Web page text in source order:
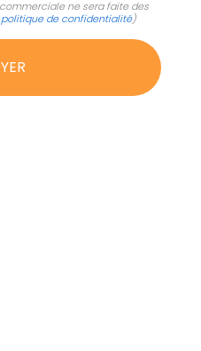
ne sera faite des
politique de confidentialité)